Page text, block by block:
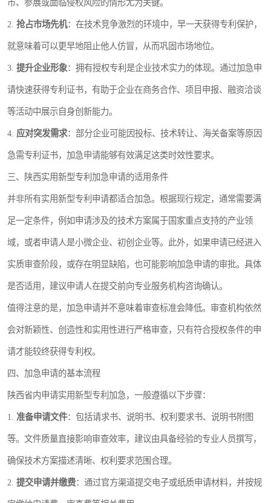
市、参展或面临侵权风险的情形尤为关键。
2. 抢占市场先机：在技术竞争激烈的环境中，早一天获得专利保护，
就意味着可以更早地阻止他人仿冒，从而巩固市场地位。
3. 提升企业形象：拥有授权专利是企业技术实力的体现。通过加急申
请快速获得专利证书，有助于企业在商务合作、项目申报、融资洽谈
等活动中展示自身创新能力。
4. 应对突发需求：部分企业可能因投标、技术转让、海关备案等原因
急需专利证书，加急申请能够有效满足这类时效性要求。
三、陕西实用新型专利加急申请的适用条件
并非所有实用新型专利申请都适合加急。根据现行规定，通常需要满
足一定条件，例如申请涉及的技术方案属于国家重点支持的产业领
域，或者申请人是小微企业、初创企业等。此外，如果申请已经进入
实质审查阶段，或存在明显缺陷，也可能影响加急申请的审批。具体
是否适用，建议申请人在提交前向专业服务机构咨询确认。
值得注意的是，加急申请并不意味着审查标准会降低。审查机构依然
会对新颖性、创造性和实用性进行严格审查，只有符合授权条件的申
请才能较终获得专利权。
四、加急申请的基本流程
陕西省内申请实用新型专利加急，一般遵循以下步骤：
1. 准备申请文件：包括请求书、说明书、权利要求书、说明书附图
等。文件质量直接影响审查效率，建议由具备经验的专业人员撰写，
确保技术方案描述清晰、权利要求范围合理。
2. 提交申请并缴费：通过官方渠道提交电子或纸质申请材料，并按规